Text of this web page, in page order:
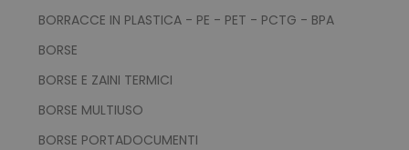
BORRACCE IN PLASTICA - PE - PET - PCTG - BPA
BORSE
BORSE E ZAINI TERMICI
BORSE MULTIUSO
BORSE PORTADOCUMENTI